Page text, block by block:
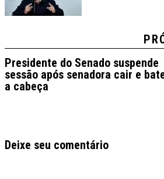
Presidente do Senado suspende
sessão após senadora cair e
a cabeça
Deixe seu comentário